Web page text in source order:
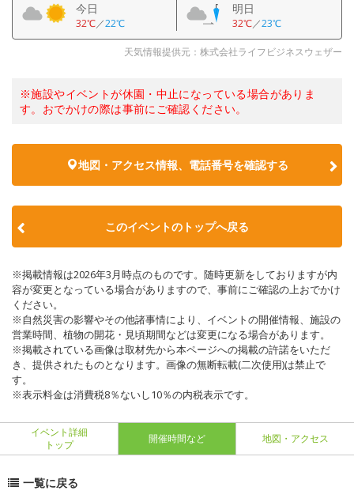
今日
32℃／22℃
明日
32℃／23℃
天気情報提供元：株式会社ライフビジネスウェザー
※施設やイベントが休園・中止になっている場合がありま
す。おでかけの際は事前にご確認ください。
地図・アクセス情報、電話番号を確認する
このイベントのトップへ戻る
※掲載情報は2026年3月時点のものです。随時更新をしておりますが内
容が変更となっている場合がありますので、事前にご確認の上おでかけ
ください。
※自然災害の影響やその他諸事情により、イベントの開催情報、施設の
営業時間、植物の開花・見頃期間などは変更になる場合があります。
※掲載されている画像は取材先から本ページへの掲載の許諾をいただ
き、提供されたものとなります。画像の無断転載(二次使用)は禁止で
す。
※表示料金は消費税8％ないし10％の内税表示です。
イベント詳細
トップ
開催時間など 地図・アクセス
一覧に戻る